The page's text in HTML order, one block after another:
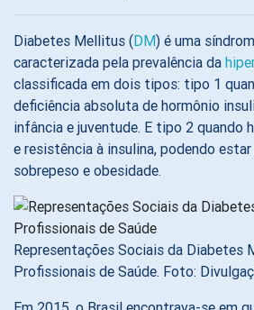
Diabetes Mellitus (DM) é uma
caracterizada pela prevalência da
classificada em dois tipos: tipo 1
deficiência absoluta de hormônio
infância e juventude. E tipo 2 quando
e resistência à insulina, podendo
sobrepeso e obesidade.
Representações Sociais da
Profissionais de Saúde. Foto: